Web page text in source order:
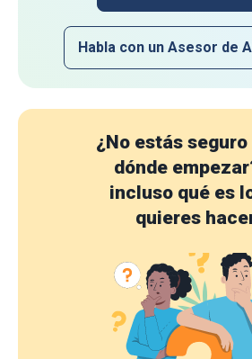
Habla con un Asesor de
¿No estás seguro
dónde
incluso qué es
quieres